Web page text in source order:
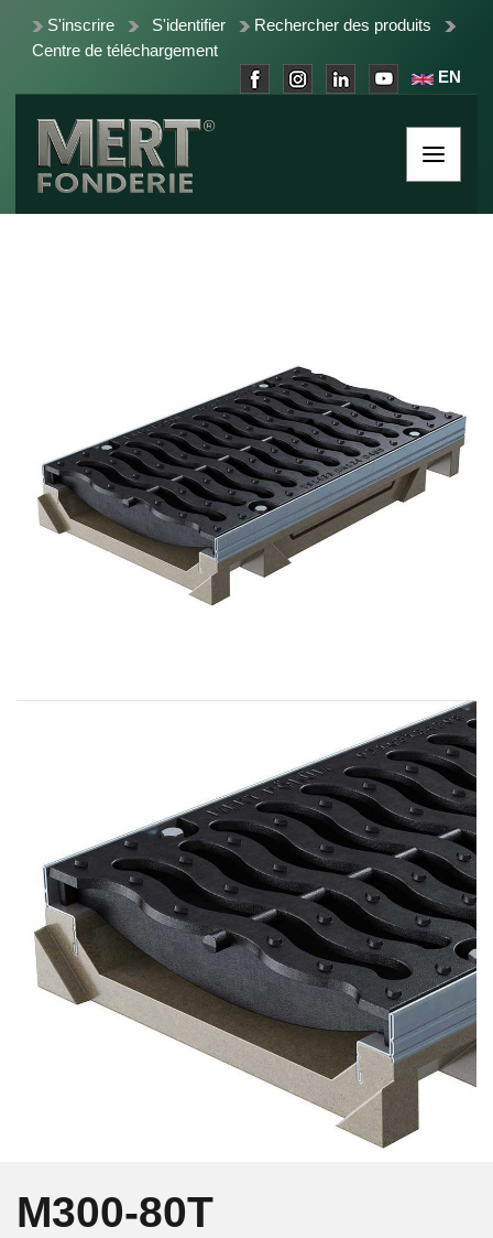
S'inscrire S'identifier
Rechercher des produits
Centre de téléchargement
EN
M300-80T